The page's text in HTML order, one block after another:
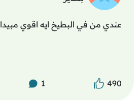
عندي من في البطيخ ايه اقوي
490
1